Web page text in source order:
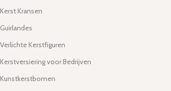
Kerst Kransen
Guirlandes
Verlichte Kerstfiguren
Kerstversiering voor Bedrijven
Kunstkerstbomen